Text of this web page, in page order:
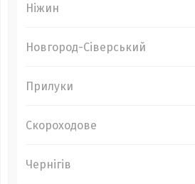
Ніжин
Новгород-Сіверський
Прилуки
Скороходове
Чернігів